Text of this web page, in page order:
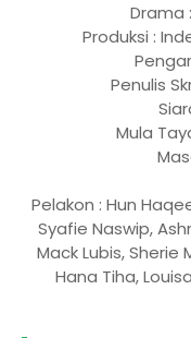
Drama
Produksi :
Penulis
Mula
Pelakon : Hun
Syafie Naswip,
Mack Lubis, Sherie
Hana Tiha,